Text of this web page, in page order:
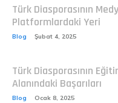
Türk Diasporasının
Platformlardaki Yeri
Blog Şubat 4, 2025
Türk Diasporasının
Alanındaki Başarıları
Blog Ocak 8, 2025